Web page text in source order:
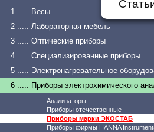
1 ..... Весы
2 ..... Лабораторная мебель
3 ..... Оптические приборы
4 ..... Специализированные приборы
5 ..... Электронагревательное
6 ..... Приборы электрохимического
Анализаторы
Приборы отечественные
Приборы марки ЭКОСТАБ
Приборы фирмы HANNA